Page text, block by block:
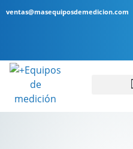
ventas@masequiposdemedicion.com